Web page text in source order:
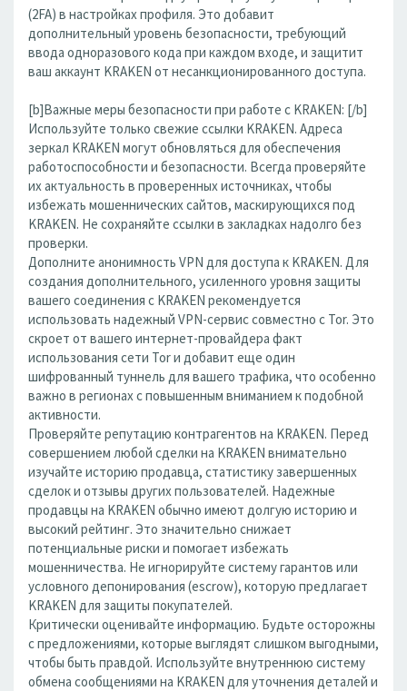
(2FA) в настройках профиля. Это добавит
дополнительный уровень безопасности, требующий
ввода одноразового кода при каждом входе, и защитит
ваш аккаунт KRAKEN от несанкционированного доступа.
[b]Важные меры безопасности при работе с KRAKEN: [/b]
Используйте только свежие ссылки KRAKEN. Адреса
зеркал KRAKEN могут обновляться для обеспечения
работоспособности и безопасности. Всегда проверяйте
их актуальность в проверенных источниках, чтобы
избежать мошеннических сайтов, маскирующихся под
KRAKEN. Не сохраняйте ссылки в закладках надолго без
проверки.
Дополните анонимность VPN для доступа к KRAKEN. Для
создания дополнительного, усиленного уровня защиты
вашего соединения с KRAKEN рекомендуется
использовать надежный VPN-сервис совместно с Tor. Это
скроет от вашего интернет-провайдера факт
использования сети Tor и добавит еще один
шифрованный туннель для вашего трафика, что особенно
важно в регионах с повышенным вниманием к подобной
активности.
Проверяйте репутацию контрагентов на KRAKEN. Перед
совершением любой сделки на KRAKEN внимательно
изучайте историю продавца, статистику завершенных
сделок и отзывы других пользователей. Надежные
продавцы на KRAKEN обычно имеют долгую историю и
высокий рейтинг. Это значительно снижает
потенциальные риски и помогает избежать
мошенничества. Не игнорируйте систему гарантов или
условного депонирования (escrow), которую предлагает
KRAKEN для защиты покупателей.
Критически оценивайте информацию. Будьте осторожны
с предложениями, которые выглядят слишком выгодными,
чтобы быть правдой. Используйте внутреннюю систему
обмена сообщениями на KRAKEN для уточнения деталей и